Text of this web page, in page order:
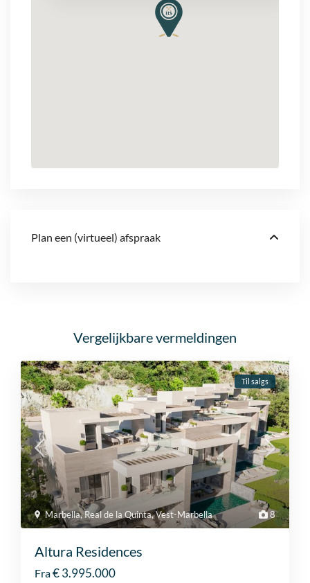
Plan een (virtueel) afspraak
Vergelijkbare vermeldingen
8
Marbella,Real de la Quinta,Vest-Marbella
Til salgs
Altura Residences
Fra€ 3.995.000